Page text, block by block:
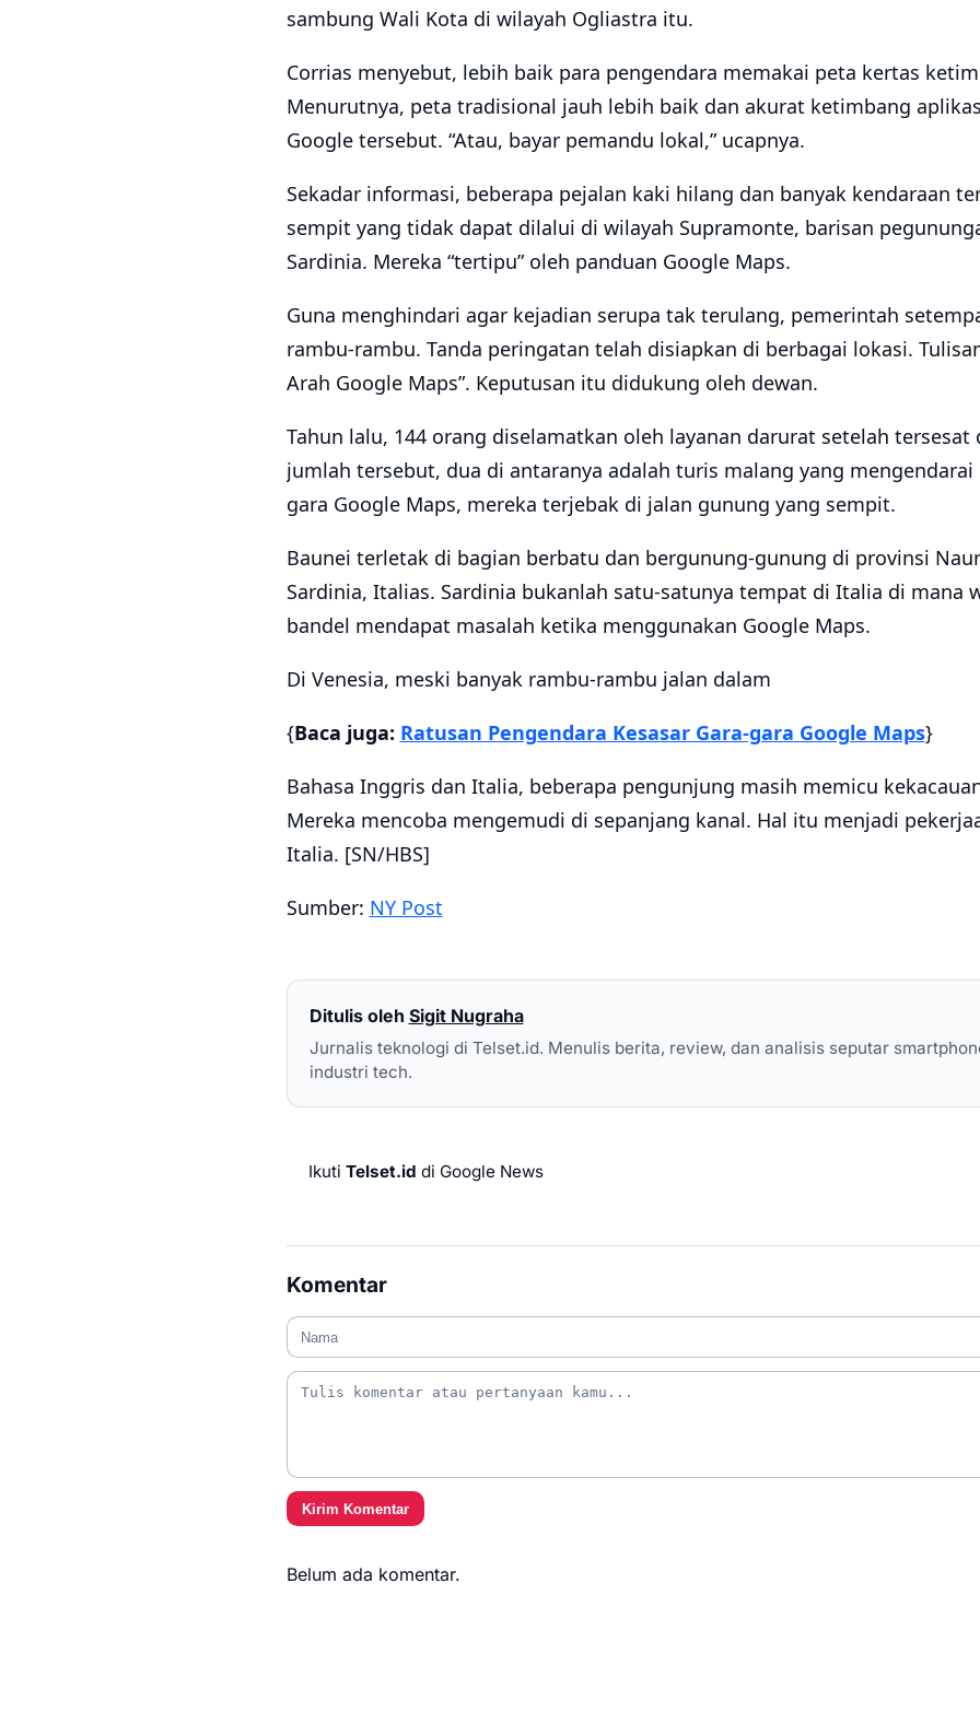
sambung Wali Kota di wilayah Ogliastra itu.
Corrias menyebut, lebih baik para pengendara memakai peta kertas
Menurutnya, peta tradisional jauh lebih baik dan akurat ketimbang
Google tersebut. “Atau, bayar pemandu lokal,” ucapnya.
Sekadar informasi, beberapa pejalan kaki hilang dan banyak kendaraan
sempit yang tidak dapat dilalui di wilayah Supramonte, barisan
Sardinia. Mereka “tertipu” oleh panduan Google Maps.
Guna menghindari agar kejadian serupa tak terulang, pemerintah
rambu-rambu. Tanda peringatan telah disiapkan di berbagai lokasi.
Arah Google Maps”. Keputusan itu didukung oleh dewan.
Tahun lalu, 144 orang diselamatkan oleh layanan darurat setelah tersesat
jumlah tersebut, dua di antaranya adalah turis malang yang mengendarai
gara Google Maps, mereka terjebak di jalan gunung yang sempit.
Baunei terletak di bagian berbatu dan bergunung-gunung di provinsi
Sardinia, Italias. Sardinia bukanlah satu-satunya tempat di Italia di mana
bandel mendapat masalah ketika menggunakan Google Maps.
Di Venesia, meski banyak rambu-rambu jalan dalam
{Baca juga: Ratusan Pengendara Kesasar Gara-gara Google Maps}
Bahasa Inggris dan Italia, beberapa pengunjung masih memicu
Mereka mencoba mengemudi di sepanjang kanal. Hal itu menjadi
Italia. [SN/HBS]
Sumber: NY Post
Ditulis oleh Sigit Nugraha
Jurnalis teknologi di Telset.id. Menulis berita, review, dan analisis seputar
industri tech.
Ikuti Telset.id di Google News
Komentar
Kirim Komentar
Belum ada komentar.